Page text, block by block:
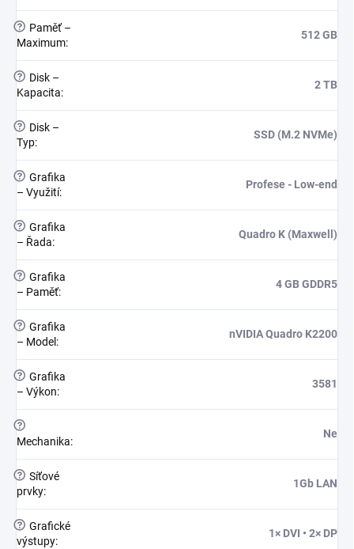
?
Paměť –
Maximum:
512 GB
?
Disk –
Kapacita:
2 TB
?
Disk –
Typ:
SSD (M.2 NVMe)
? Grafika
– Využití:
Profese - Low-end
? Grafika
– Řada:
Quadro K (Maxwell)
? Grafika
– Paměť:
4 GB GDDR5
? Grafika
– Model :
nVIDIA Quadro K2200
? Grafika
– Výkon:
3581
?
Mechanika:
Ne
? Síťové
prvky:
1Gb LAN
? Grafické
výstupy:
1× DVI • 2× DP